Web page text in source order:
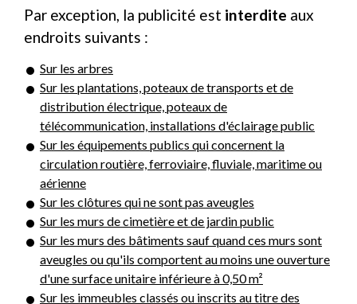
Par exception, la publicité est interdite aux
endroits suivants :
Sur les arbres
Sur les plantations, poteaux de transports et de
distribution électrique, poteaux de
télécommunication, installations d'éclairage public
Sur les équipements publics qui concernent la
circulation routière, ferroviaire, fluviale, maritime ou
aérienne
Sur les clôtures qui ne sont pas aveugles
Sur les murs de cimetière et de jardin public
Sur les murs des bâtiments sauf quand ces murs sont
aveugles ou qu'ils comportent au moins une ouverture
d'une surface unitaire inférieure à 0,50 m²
Sur les immeubles classés ou inscrits au titre des